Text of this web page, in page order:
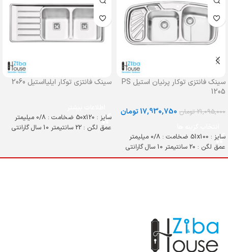
سینک فانتزی توکار پرنیان استیل PS
1205
21,095,000 تومان 17,930,750تومان
سایز : 51x100 ضخامت : 0/8 میلیمتر
عمق لگن : 20 سانتیمتر 10 سال گارانتی
سینک فانتزی توکار ایلیااستیل 2060
سایز : 50x120 ضخامت : 0/8 میلیمتر
عمق لگن : 22 سانتیمتر 10 سال گارانتی